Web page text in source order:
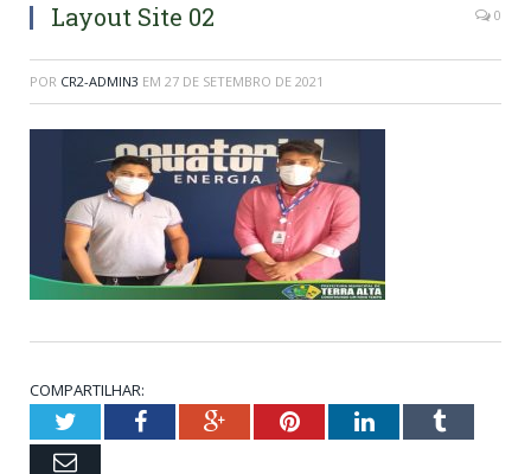
Layout Site 02 0
POR CR2-ADMIN3 EM 27 DE SETEMBRO DE 2021
COMPARTILHAR:
TwitterFacebookGoogle+PinterestLinkedInTumblr
Email